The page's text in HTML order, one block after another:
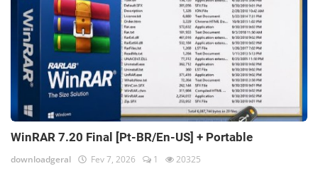
WinRAR 7.20 Final [Pt-BR/En-US] + Portable
downloadgeral Fev 7, 2026 1 20325